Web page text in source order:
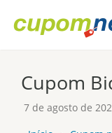
Cupom
7 de agosto de